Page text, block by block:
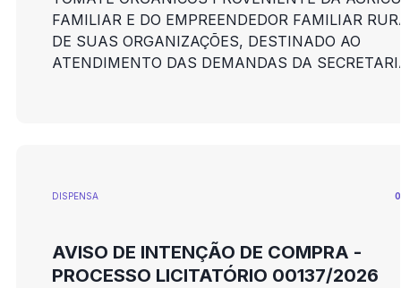
FAMILIAR E DO EMPREENDEDOR FAMILIAR
DE SUAS ORGANIZAÇÕES, DESTINADO AO
ATENDIMENTO DAS DEMANDAS DA
DISPENSA
AVISO DE INTENÇÃO DE COMPRA -
PROCESSO LICITATÓRIO 00137/2026